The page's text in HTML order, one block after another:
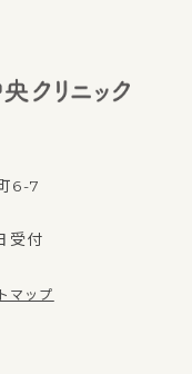
6-7
受付
マップ